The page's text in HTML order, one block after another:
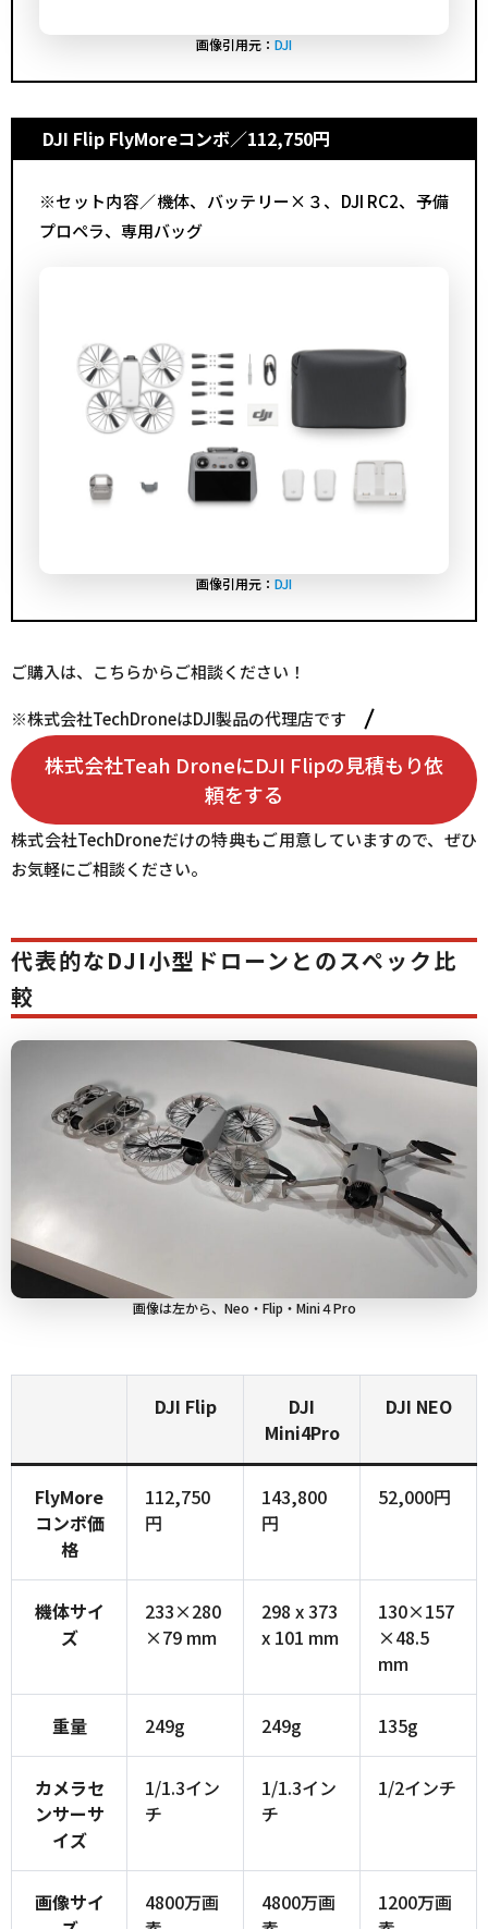
画像引用元： DJI
DJI Flip FlyMoreコンボ／112,750円
※セット内容／機体、バッテリー×３、DJI RC2、予備
プロペラ、専用バッグ
画像引用元： DJI
ご購入は、こちらからご相談ください！
※株式会社TechDroneはDJI製品の代理店です
株式会社Teah DroneにDJI Flipの見積もり依
頼をする
株式会社TechDroneだけの特典もご用意していますので、ぜひ
お気軽にご相談ください。
代表的なDJI小型ドローンとのスペック比
較
画像は左から、Neo・Flip・Mini４Pro
DJI Flip
DJI
Mini4Pro
DJI NEO
FlyMore
コンボ価
格
112,750
円
143,800
円
52,000円
機体サイ
ズ
233×280
×79 mm
298 x 373
x 101 mm
130×157
×48.5
mm
重量 249g 249g 135g
カメラセ
ンサーサ
イズ
1/1.3イン
チ
1/1.3イン
チ
1/2インチ
画像サイ
4800万画
4800万画
1200万画